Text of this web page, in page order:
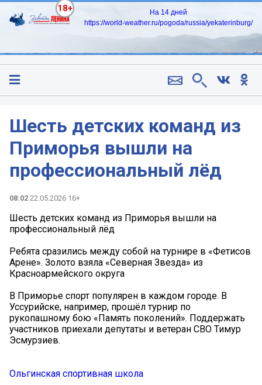
18+
На 14 дней
https://world-weather.ru/pogoda/russia/yekaterinburg/
Шесть детских команд из
Приморья вышли на
профессиональный лёд
08:02 22.05.2026 16+
Шесть детских команд из Приморья вышли на
профессиональный лёд
Ребята сразились между собой на турнире в «Фетисов
Арене». Золото взяла «Северная Звезда» из
Красноармейского округа
В Приморье спорт популярен в каждом городе. В
Уссурийске, например, прошёл турнир по
рукопашному бою «Память поколений». Поддержать
участников приехали депутаты и ветеран СВО Тимур
Эсмурзиев.
Ольгинская спортивная школа